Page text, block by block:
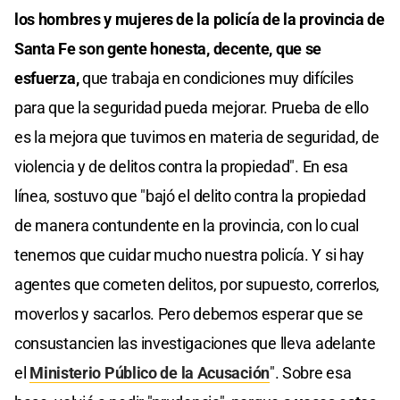
los hombres y mujeres de la policía de la provincia de
Santa Fe son gente honesta, decente, que se
esfuerza,que trabaja en condiciones muy difíciles
para que la seguridad pueda mejorar. Prueba de ello
es la mejora que tuvimos en materia de seguridad, de
violencia y de delitos contra la propiedad". En esa
línea, sostuvo que "bajó el delito contra la propiedad
de manera contundente en la provincia, con lo cual
tenemos que cuidar mucho nuestra policía. Y si hay
agentes que cometen delitos, por supuesto, correrlos,
moverlos y sacarlos. Pero debemos esperar que se
consustancien las investigaciones que lleva adelante
el Ministerio Público de la Acusación". Sobre esa